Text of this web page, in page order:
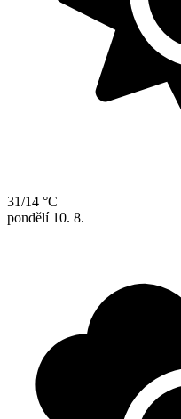
31/14 °C
pondělí 10. 8.